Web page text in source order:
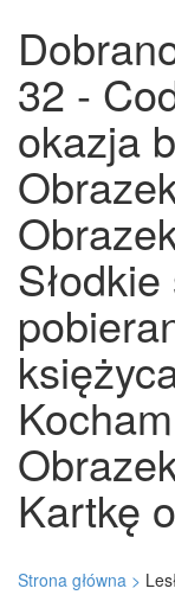
32 -
okazja
Kartkę
Strona główna >